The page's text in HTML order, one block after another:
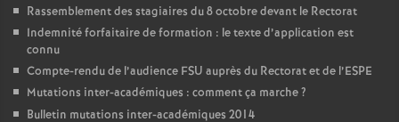
Rassemblement des stagiaires du 8 octobre devant le Rectorat
Indemnité forfaitaire de formation : le texte d’application est
connu
Compte-rendu de l’audience FSU auprès du Rectorat et de l’ESPE
Mutations inter-académiques : comment ça marche?
Bulletin mutations inter-académiques 2014